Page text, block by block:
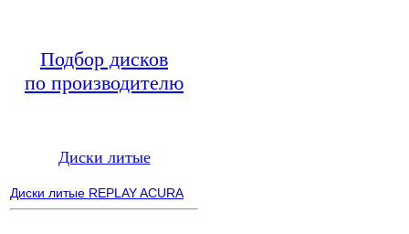
Подбор дисков
по производителю
Диски литые
Диски литые REPLAY ACURA